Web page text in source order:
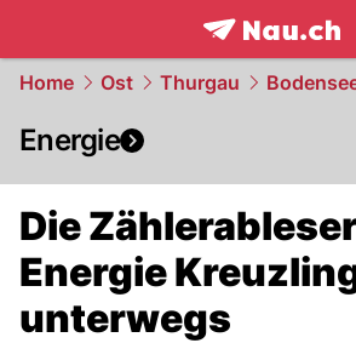
frontpage.
Home Ost Thurgau
Energie
Die
Energie
unterwegs